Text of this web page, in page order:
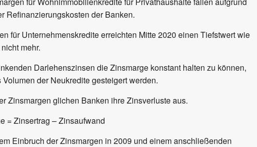
Refinanzierungskosten der Banken.
für Unternehmenskredite erreichten Mitte 2020 einen Tiefstwert wie
mehr.
Darlehenszinsen die Zinsmarge konstant halten zu können,
Volumen der Neukredite gesteigert werden.
Zinsmargen glichen Banken ihre Zinsverluste aus.
= Zinsertrag – Zinsaufwand
Einbruch der Zinsmargen in 2009 und einem anschließenden